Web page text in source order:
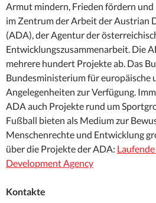
Armut mindern, Frieden fördern
im Zentrum der Arbeit der Austrian
(ADA), der Agentur der
Entwicklungszusammenarbeit. Die
mehrere hundert Projekte ab. Das
Bundesministerium für europäische
Angelegenheiten zur Verfügung.
ADA auch Projekte rund um
Fußball bieten als Medium zur
Menschenrechte und Entwicklung
über die Projekte der ADA:
Development Agency
Kontakte